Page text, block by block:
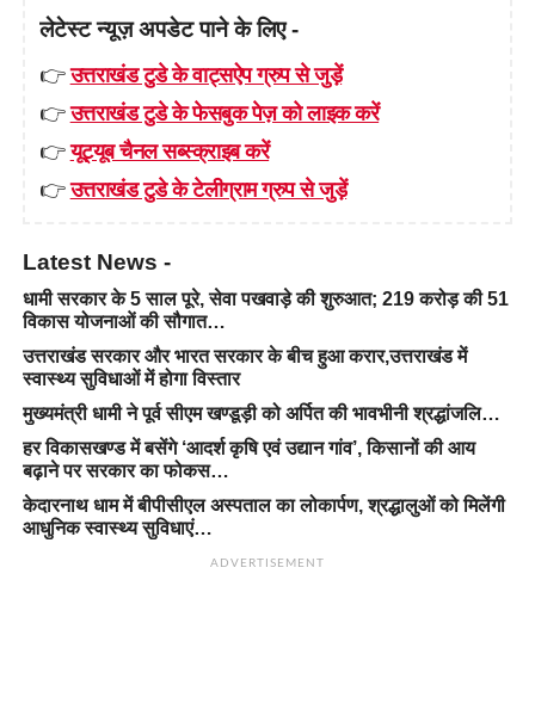
लेटेस्ट न्यूज़ अपडेट पाने के लिए -
👉उत्तराखंड टुडे के वाट्सऐप ग्रुप से जुड़ें
👉उत्तराखंड टुडे के फेसबुक पेज़ को लाइक करें
👉यूट्यूब चैनल सब्स्क्राइब करें
👉उत्तराखंड टुडे के टेलीग्राम ग्रुप से जुड़ें
Latest News -
धामी सरकार के 5 साल पूरे, सेवा पखवाड़े की शुरुआत; 219 करोड़ की 51
विकास योजनाओं की सौगात…
उत्तराखंड सरकार और भारत सरकार के बीच हुआ करार,उत्तराखंड में
स्वास्थ्य सुविधाओं में होगा विस्तार
मुख्यमंत्री धामी ने पूर्व सीएम खण्डूड़ी को अर्पित की भावभीनी श्रद्धांजलि…
हर विकासखण्ड में बसेंगे ‘आदर्श कृषि एवं उद्यान गांव’, किसानों की आय
बढ़ाने पर सरकार का फोकस…
केदारनाथ धाम में बीपीसीएल अस्पताल का लोकार्पण, श्रद्धालुओं को मिलेंगी
आधुनिक स्वास्थ्य सुविधाएं…
ADVERTISEMENT